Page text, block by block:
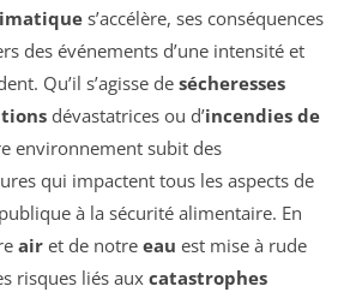
s’accélère, ses conséquences
des événements d’une intensité et
Qu’il s’agisse de sécheresses
dévastatrices ou d’incendies de
environnement subit des
qui impactent tous les aspects de
à la sécurité alimentaire. En
air et de notre eau est mise à rude
risques liés aux catastrophes